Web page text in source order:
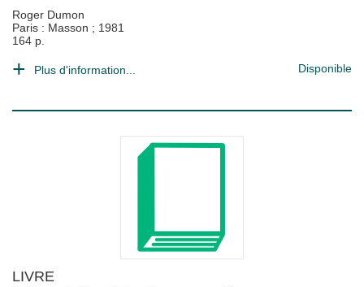
Roger Dumon
Paris : Masson ; 1981
164 p.
Plus d'information... Disponible
LIVRE